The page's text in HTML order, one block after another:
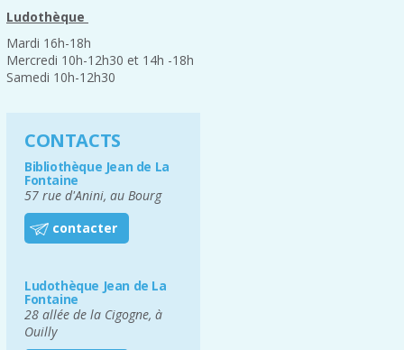
Ludothèque
Mardi 16h-18h
Mercredi 10h-12h30 et 14h -18h
Samedi 10h-12h30
CONTACTS
Bibliothèque Jean de La
Fontaine
57 rue d'Anini, au Bourg
contacter
Ludothèque Jean de La
Fontaine
28 allée de la Cigogne, à
Ouilly